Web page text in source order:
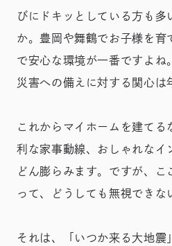
びにドキッとしている方も多
か。豊岡や舞鶴でお子様を育
で安心な環境が一番ですよね
災害への備えに対する関心は
これからマイホームを建てる
利な家事動線、おしゃれなイ
どん膨らみます。ですが、こ
って、どうしても無視できな
それは、「いつか来る大地震